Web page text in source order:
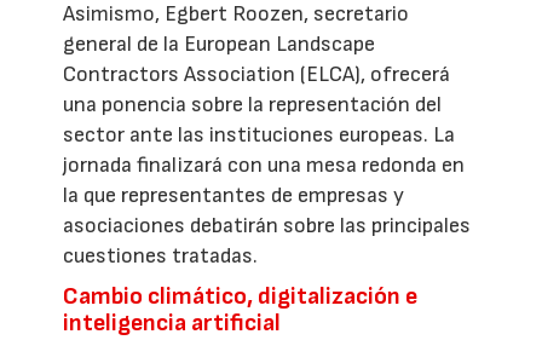
Asimismo, Egbert Roozen, secretario
general de la European Landscape
Contractors Association (ELCA), ofrecerá
una ponencia sobre la representación del
sector ante las instituciones europeas. La
jornada finalizará con una mesa redonda en
la que representantes de empresas y
asociaciones debatirán sobre las principales
cuestiones tratadas.
Cambio climático, digitalización e
inteligencia artificial